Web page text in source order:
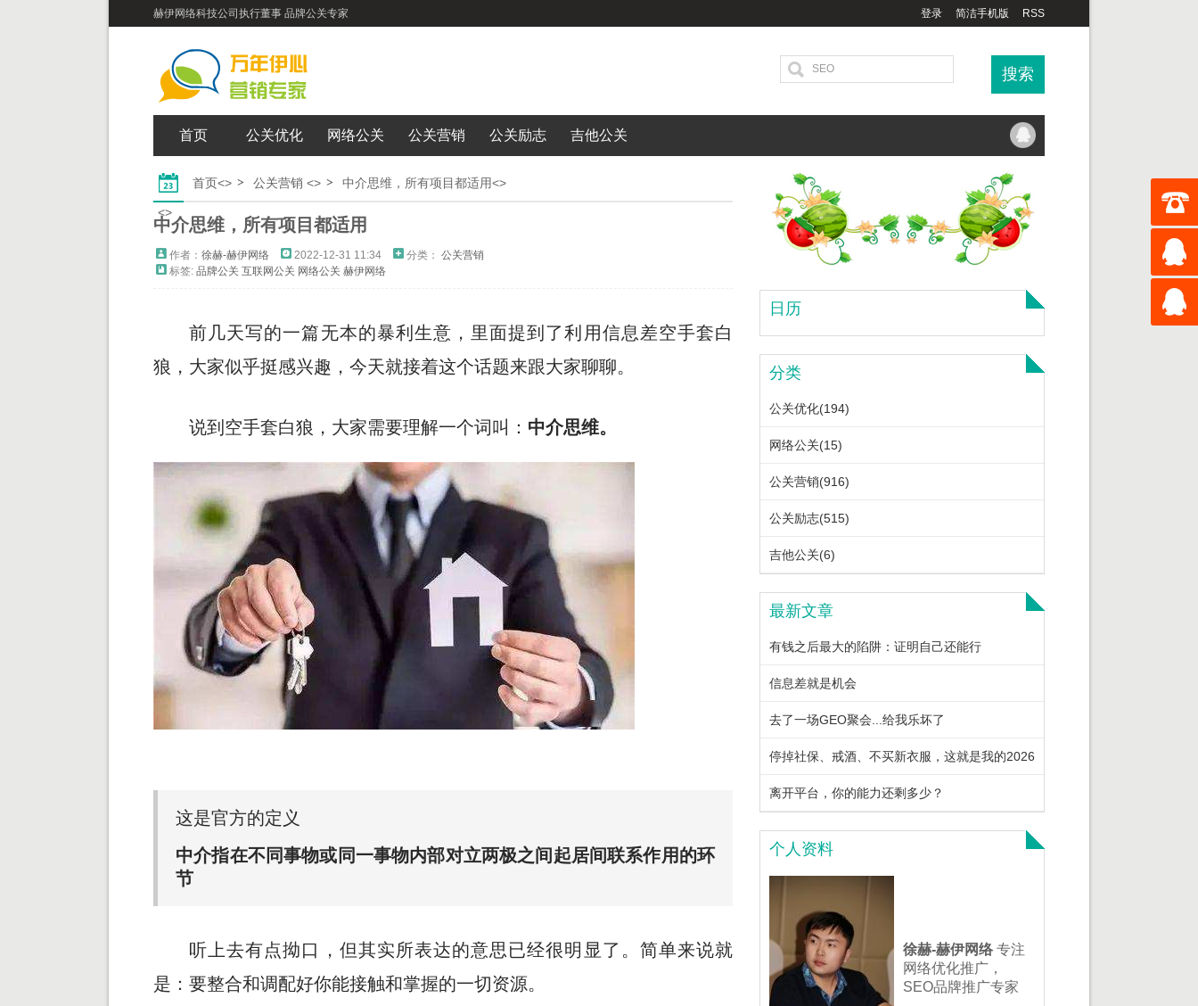
赫伊网络科技公司执行董事 品牌公关专家 登录 简洁手机版 RSS
首页 公关优化 网络公关 公关营销 公关励志 吉他公关
<>
首页<> 公关营销 <> 中介思维，所有项目都适用<>
中介思维，所有项目都适用
作者： 徐赫-赫伊网络 2022-12-31 11:34 分类： 公关营销
标签: 品牌公关 互联网公关 网络公关 赫伊网络
前几天写的一篇无本的暴利生意，里面提到了利用信息差空手套白
狼，大家似乎挺感兴趣，今天就接着这个话题来跟大家聊聊。
说到空手套白狼，大家需要理解一个词叫： 中介思维。
这是官方的定义
中介指在不同事物或同一事物内部对立两极之间起居间联系作用的环
节
听上去有点拗口，但其实所表达的意思已经很明显了。简单来说就
是：要整合和调配好你能接触和掌握的一切资源。
日历
分类
公关优化(194)
网络公关(15)
公关营销(916)
公关励志(515)
吉他公关(6)
最新文章
有钱之后最大的陷阱：证明自己还能行
信息差就是机会
去了一场GEO聚会...给我乐坏了
停掉社保、戒酒、不买新衣服，这就是我的2026
离开平台，你的能力还剩多少？
个人资料
徐赫-赫伊网络专注
网络优化推广，
SEO品牌推广专家